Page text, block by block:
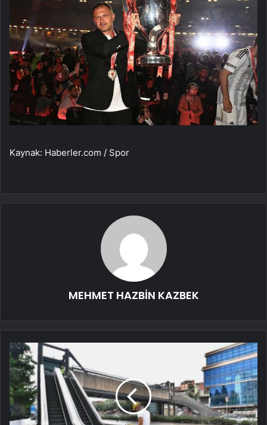
Kaynak: Haberler.com / Spor
MEHMET HAZBİN KAZBEK